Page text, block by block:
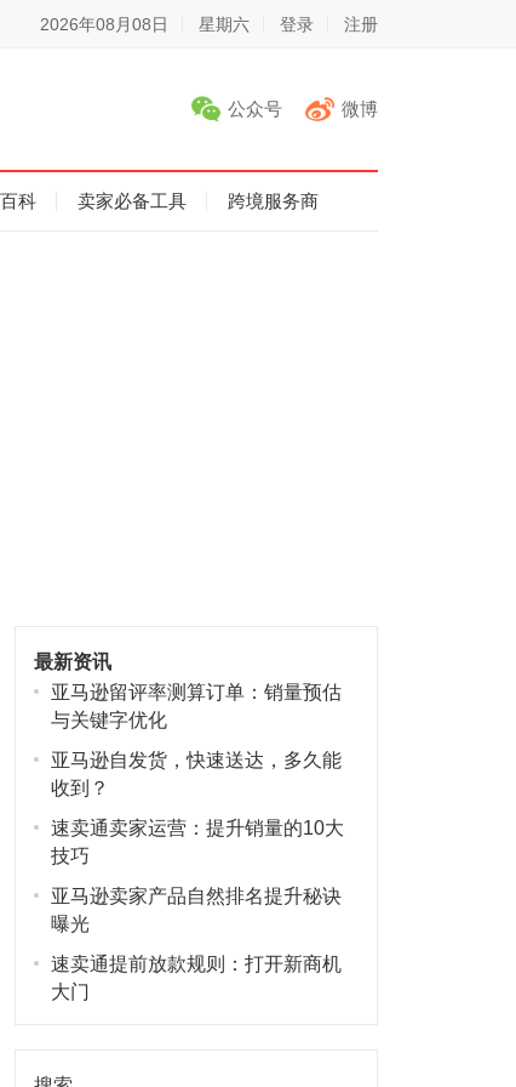
2026年08月08日 星期六 登录 注册
公众号 微博
科 卖家必备工具 跨境服务商
最新资讯
亚马逊留评率测算订单：销量预估
与关键字优化
亚马逊自发货，快速送达，多久能
收到？
速卖通卖家运营：提升销量的10大
技巧
亚马逊卖家产品自然排名提升秘诀
曝光
速卖通提前放款规则：打开新商机
大门